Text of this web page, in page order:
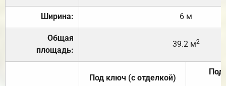
Ширина: 6 м
Общая
площадь:
39.2 м2
Под ключ (с отделкой)
Под